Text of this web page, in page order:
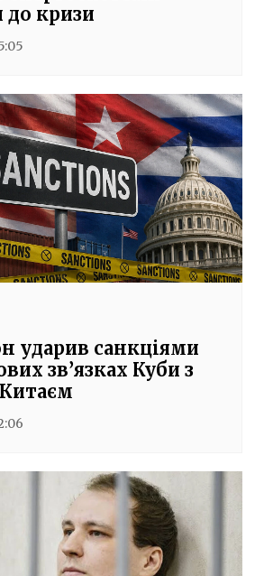
кризи
ударив санкціями
зв’язках Куби з